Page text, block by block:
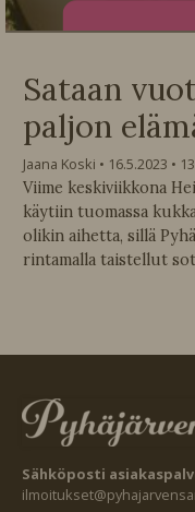
Sataan
paljon
Jaana Koski 16.5.2023
Viime keskiviikkona
käytiin tuomassa
olikin aihetta, sillä
rintamalla taistellut
Sähköposti